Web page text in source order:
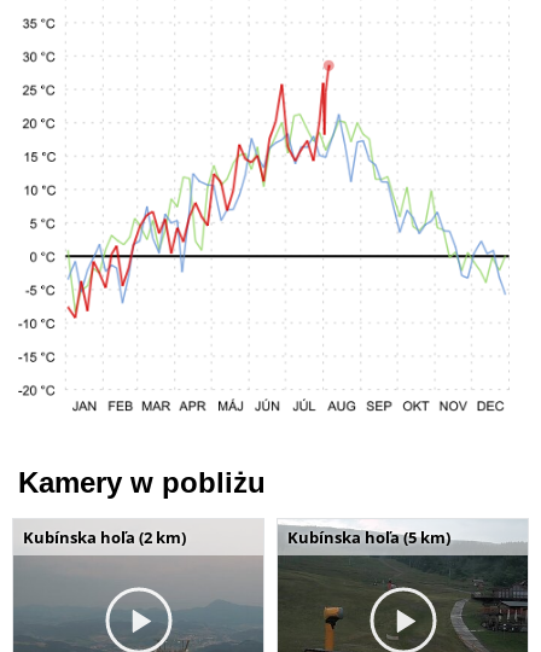
Kamery w pobliżu
Kubínska hoľa (2 km) Kubínska hoľa (5 km)